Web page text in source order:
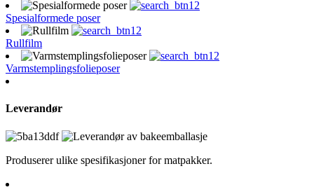
Spesialformede poser
Rullfilm
Varmstemplingsfolieposer
Leverandør
Produserer ulike spesifikasjoner for matpakker.